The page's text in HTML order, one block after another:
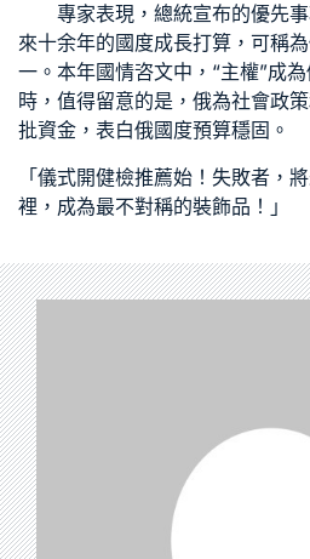
專家表現，總統宣布的優先
來十余年的國度成長打算，可稱
一。本年國情咨文中，“主權”成
時，值得留意的是，俄為社會政
批資金，表白俄國度預算穩固。
「儀式開健檢推薦始！失敗者，
裡，成為最不對稱的裝飾品！」